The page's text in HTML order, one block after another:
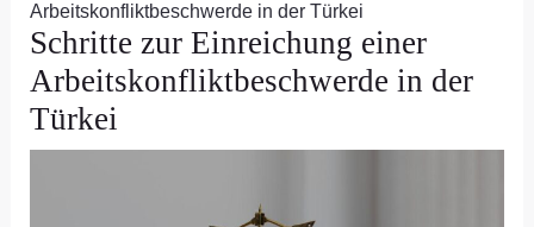
Arbeitskonfliktbeschwerde in der Türkei
Schritte zur Einreichung einer
Arbeitskonfliktbeschwerde in der
Türkei